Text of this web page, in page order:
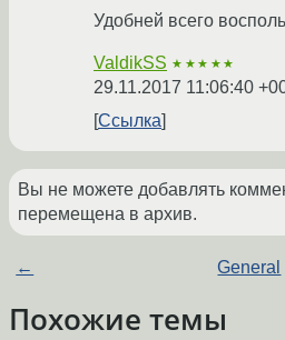
Удобней всего
ValdikSS ★★★★★
29.11.2017 11:06:40
Ссылка
Вы не можете добавлять
перемещена в архив.
← General
Похожие темы